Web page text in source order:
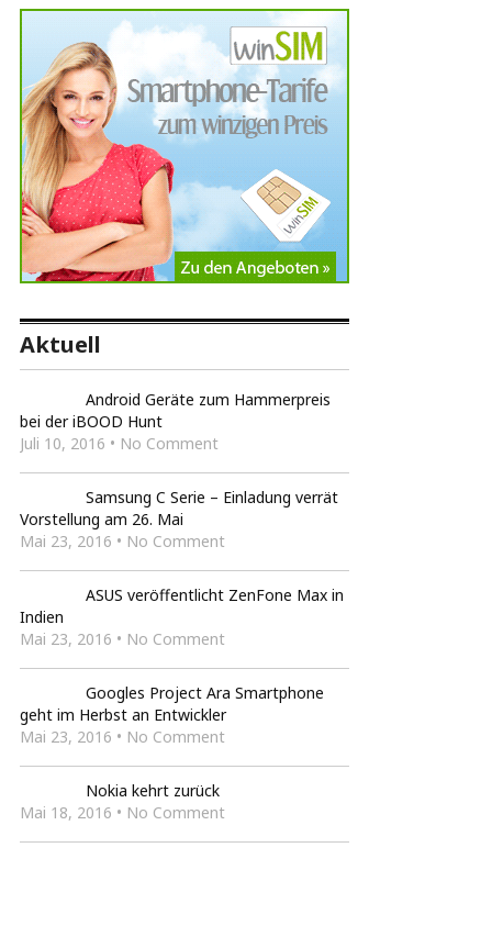
Aktuell
Android Geräte zum Hammerpreis
bei der iBOOD Hunt
Juli 10, 2016 • No Comment
Samsung C Serie – Einladung verrät
Vorstellung am 26. Mai
Mai 23, 2016 • No Comment
ASUS veröffentlicht ZenFone Max in
Indien
Mai 23, 2016 • No Comment
Googles Project Ara Smartphone
geht im Herbst an Entwickler
Mai 23, 2016 • No Comment
Nokia kehrt zurück
Mai 18, 2016 • No Comment